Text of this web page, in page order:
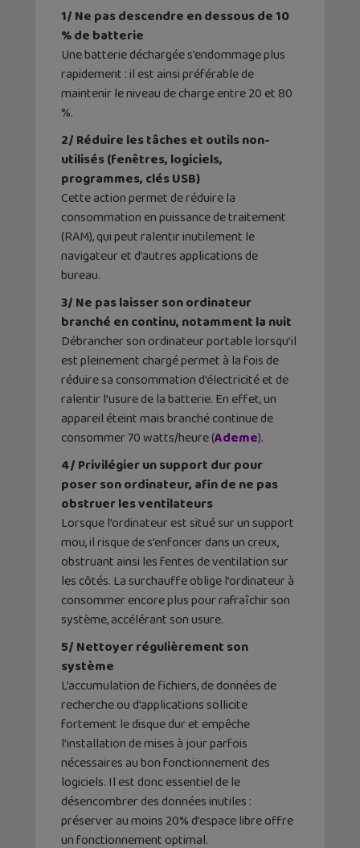
1/ Ne pas descendre en dessous de 10
% de batterie
Une batterie déchargée s’endommage plus
rapidement : il est ainsi préférable de
maintenir le niveau de charge entre 20 et 80
%.
2/ Réduire les tâches et outils non-
utilisés (fenêtres, logiciels,
programmes, clés USB)
Cette action permet de réduire la
consommation en puissance de traitement
(RAM), qui peut ralentir inutilement le
navigateur et d’autres applications de
bureau.
3/ Ne pas laisser son ordinateur
branché en continu, notamment la nuit
Débrancher son ordinateur portable lorsqu’il
est pleinement chargé permet à la fois de
réduire sa consommation d’électricité et de
ralentir l’usure de la batterie. En effet, un
appareil éteint mais branché continue de
consommer 70 watts/heure (Ademe).
4/ Privilégier un support dur pour
poser son ordinateur, afin de ne pas
obstruer les ventilateurs
Lorsque l’ordinateur est situé sur un support
mou, il risque de s’enfoncer dans un creux,
obstruant ainsi les fentes de ventilation sur
les côtés. La surchauffe oblige l’ordinateur à
consommer encore plus pour rafraîchir son
système, accélérant son usure.
5/ Nettoyer régulièrement son
système
L’accumulation de fichiers, de données de
recherche ou d’applications sollicite
fortement le disque dur et empêche
l’installation de mises à jour parfois
nécessaires au bon fonctionnement des
logiciels. Il est donc essentiel de le
désencombrer des données inutiles :
préserver au moins 20% d’espace libre offre
un fonctionnement optimal.